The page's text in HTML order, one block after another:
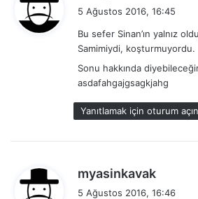
i
k
i
:
5 Ağustos 2016, 16:45
Bu sefer Sinan’ın yalnız
Samimiydi, koşturmuyordu.
Sonu hakkında
asdafahgajgsagkjahg
Yanıtlamak için oturum açın
myasinkavak
5 Ağustos 2016, 16:46